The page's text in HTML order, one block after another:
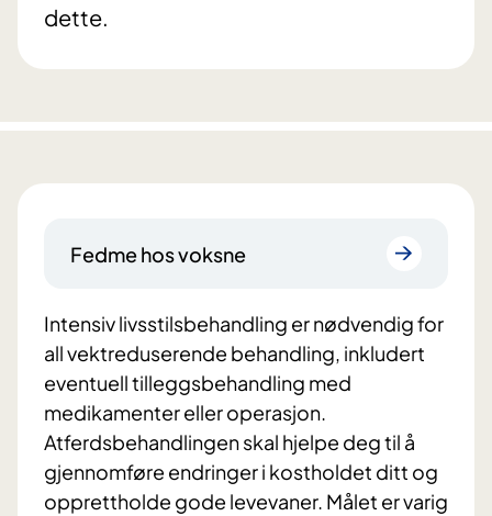
dette.
Fedme hos voksne
Intensiv livsstilsbehandling er nødvendig for
all vektreduserende behandling, inkludert
eventuell tilleggsbehandling med
medikamenter eller operasjon.
Atferdsbehandlingen skal hjelpe deg til å
gjennomføre endringer i kostholdet ditt og
opprettholde gode levevaner. Målet er varig